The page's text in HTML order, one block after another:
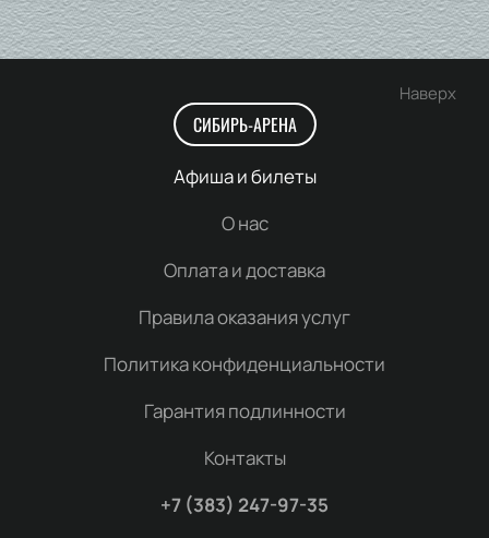
Наверх
СИБИРЬ-АРЕНА
Афиша и билеты
О нас
Оплата и доставка
Правила оказания услуг
Политика конфиденциальности
Гарантия подлинности
Контакты
+7 (383) 247-97-35